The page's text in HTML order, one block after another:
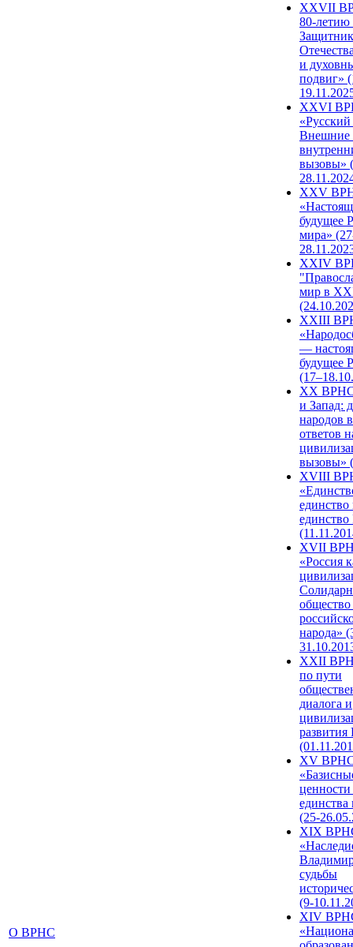
О ВРНС
ХХVII
80-
и
подвиг»
XXVI
Внешние
вызовы»
XXV
будущее
мира»
XXIV
мир в
XXIII
—
будущее
XX ВРНС
и Запад:
народов
ответов
вызовы»
XVIII
единство
единство
XVII
«Россия
народа»
XXII
по пути
диалога и
развития
XV
единства
(25-
XIX
судьбы
(9-
XIV